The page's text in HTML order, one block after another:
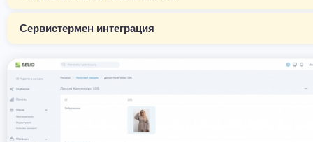
Сервистермен интеграция